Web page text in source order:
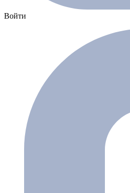
Войти